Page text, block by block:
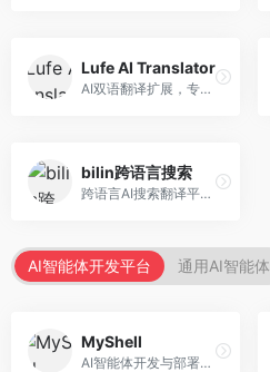
Lufe AI Translator
AI双语翻译扩展，专注于浏览器翻译场景。面向外语内容阅读者，提供网页双语翻译、划词翻译等服务，浏览器集成便捷。
bilin跨语言搜索
跨语言AI搜索翻译平台，专注于信息获取。面向研究者和内容创作者，提供跨语言搜索、内容翻译、信息整合等服务，跨语言检索能力强。
AI智能体开发平台 通用AI智能体
MyShell
AI智能体开发与部署平台，专注于语音交互智能体。面向开发者，提供语音智能体创建、部署服务、社区分享等功能，语音交互能力强。